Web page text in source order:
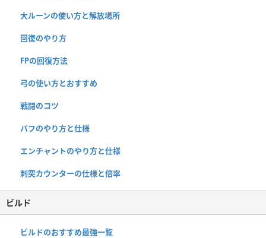
大ルーンの使い方と解放場所
回復のやり方
FPの回復方法
弓の使い方とおすすめ
戦闘のコツ
バフのやり方と仕様
エンチャントのやり方と仕様
刺突カウンターの仕様と倍率
ビルド
ビルドのおすすめ最強一覧